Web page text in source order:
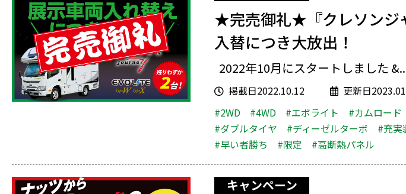
★完売御礼★『クレソンジ
入替につき大放出！
2022年10月にスタートしました
掲載日2022.10.12
更新日
#2WD
#4WD #エボライト #カムロード
#ダブルタイヤ
#ディーゼルターボ #充実
#早い者勝ち
#限定 #高断熱パネル
キャンペーン